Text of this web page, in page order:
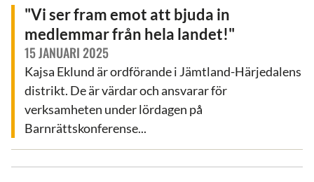
"Vi ser fram emot att bjuda in
medlemmar från hela landet!"
15 JANUARI 2025
Kajsa Eklund är ordförande i Jämtland-Härjedalens
distrikt. De är värdar och ansvarar för
verksamheten under lördagen på
Barnrättskonferense...